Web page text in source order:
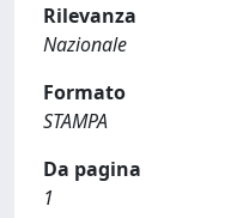
Rilevanza
Nazionale
Formato
STAMPA
Da pagina
1